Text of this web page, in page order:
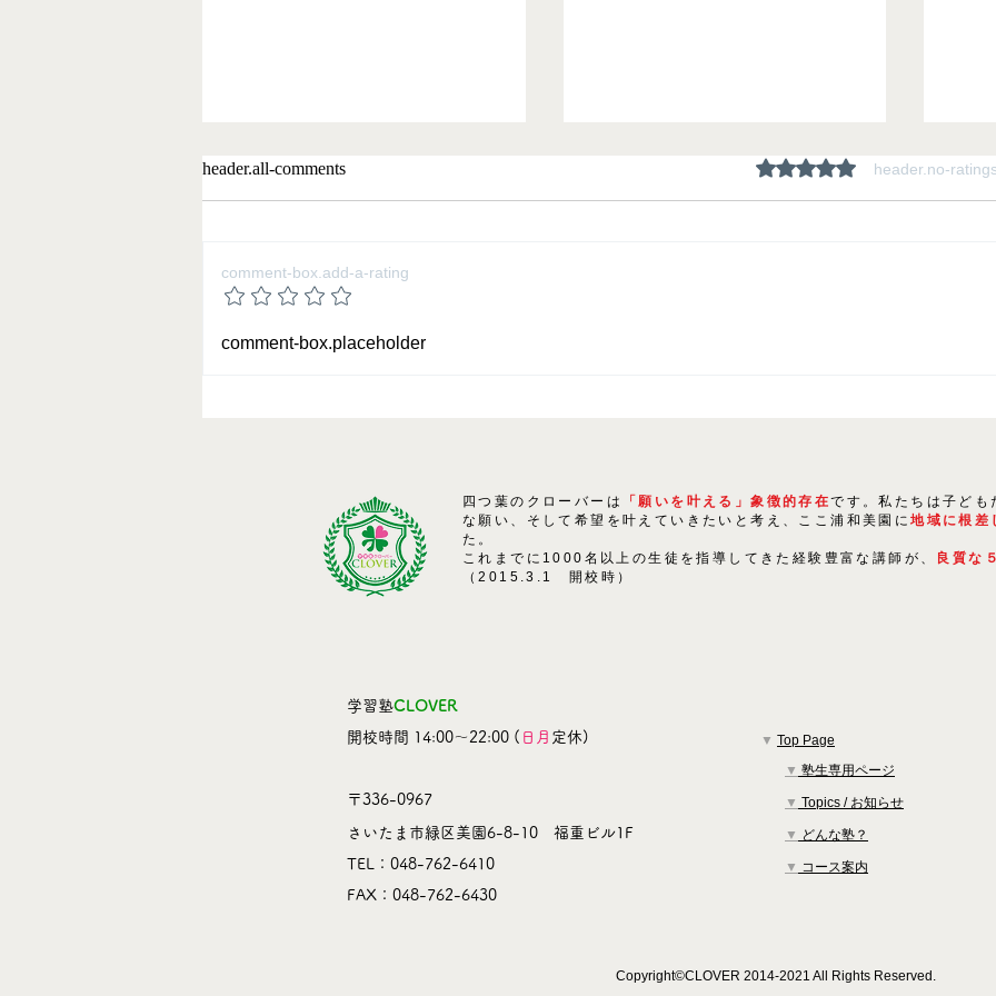
2025 夏期講習の御案内
header.all-comments ratings-display.rating-aria-
header.no-
comment-box.add-a-rating
comment-box.placeholder
四つ葉のクローバーは 「願いを叶える」象徴的存在です。私たちは子ども
な願い、そして希望を叶えていきたいと考え、ここ浦和美園に地域に根差
た。
これまでに1000名以上の生徒を指導してきた経験豊富な講師が、
良質な
（2015.3.1 開校時）
学習塾CLOVER
​開校時間 14:00～22:00 ( 日月 定休)
〒336-0967
さいたま市緑区美園6-8-10 福重ビル1F
TEL：048-762-6410
​FAX：048-762-6430
▼ Top Page
▼ 塾生専用ページ
▼ Topics / お知らせ
▼ どんな塾？
▼ コース案内
Copyright©CLOVER 2014-2021 All Rights Reserved.